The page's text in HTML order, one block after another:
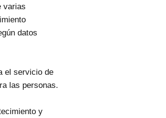
varias
datos
el servicio de
las personas.
y